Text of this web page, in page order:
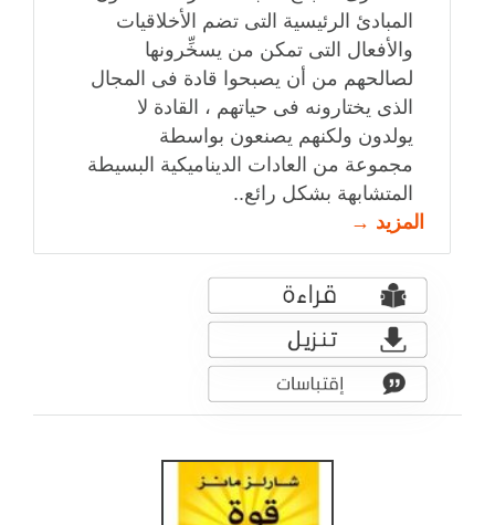
المبادئ الرئيسية التى تضم الأخلاقيات
والأفعال التى تمكن من يسخِّرونها
لصالحهم من أن يصبحوا قادة فى المجال
الذى يختارونه فى حياتهم ، القادة لا
يولدون ولكنهم يصنعون بواسطة
مجموعة من العادات الديناميكية البسيطة
المتشابهة بشكل رائع..
المزيد →